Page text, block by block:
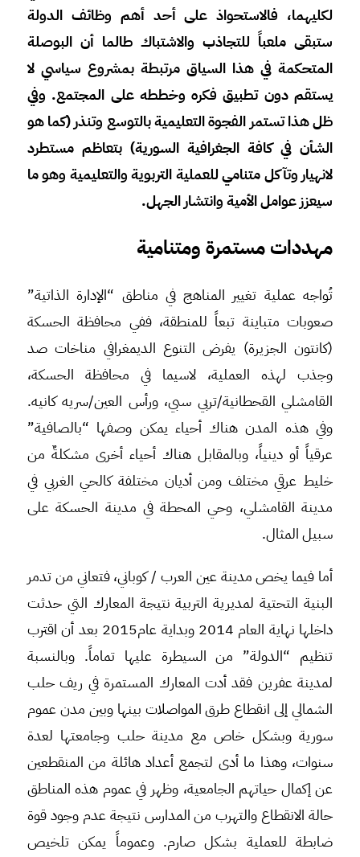
لكليهما، فالاستحواذ على أحد أهم وظائف الدولة
ستبقى ملعباً للتجاذب والاشتباك طالما أن البوصلة
المتحكمة في هذا السياق مرتبطة بمشروع سياسي لا
يستقم دون تطبيق فكره وخططه على المجتمع. وفي
ظل هذا تستمر الفجوة التعليمية بالتوسع وتنذر (كما هو
الشأن في كافة الجغرافية السورية) بتعاظم مستطرد
لانهيار وتآكل متنامي للعملية التربوية والتعليمية وهو ما
سيعزز عوامل الأمية وانتشار الجهل.
مهددات مستمرة ومتنامية
تُواجه عملية تغيير المناهج في مناطق “الإدارة الذاتية”
صعوبات متباينة تبعاً للمنطقة، ففي محافظة الحسكة
(كانتون الجزيرة) يفرض التنوع الديمغرافي مناخات صد
وجذب لهذه العملية، لاسيما في محافظة الحسكة،
القامشلي القحطانية/تربي سبي، ورأس العين/سريه كانيه.
وفي هذه المدن هناك أحياء يمكن وصفها “بالصافية”
عرقياً أو دينياً، وبالمقابل هناك أحياء أخرى مشكلةٌ من
خليط عرقي مختلف ومن أديان مختلفة كالحي الغربي في
مدينة القامشلي، وحي المحطة في مدينة الحسكة على
سبيل المثال.
أما فيما يخص مدينة عين العرب / كوباني، فتعاني من تدمر
البنية التحتية لمديرية التربية نتيجة المعارك التي حدثت
داخلها نهاية العام 2014 وبداية عام2015 بعد أن اقترب
تنظيم “الدولة” من السيطرة عليها تماماً. وبالنسبة
لمدينة عفرين فقد أدت المعارك المستمرة في ريف حلب
الشمالي إلى انقطاع طرق المواصلات بينها وبين مدن عموم
سورية وبشكل خاص مع مدينة حلب وجامعتها لعدة
سنوات، وهذا ما أدى لتجمع أعداد هائلة من المنقطعين
عن إكمال حياتهم الجامعية، وظهر في عموم هذه المناطق
حالة الانقطاع والتهرب من المدارس نتيجة عدم وجود قوة
ضابطة للعملية بشكل صارم. وعموماً يمكن تلخيص